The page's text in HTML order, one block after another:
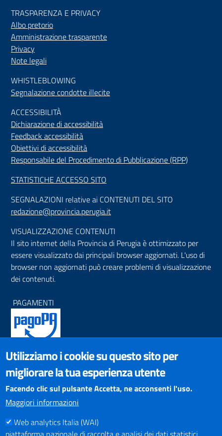
TRASPARENZA E PRIVACY
Albo pretorio
Amministrazione trasparente
Privacy
Note legali
WHISTLEBLOWING
Segnalazione condotte illecite
ACCESSIBILITÀ
Dichiarazione di accessibilità
Feedback accessibilità
Obiettivi di accessibilità
Responsabile del Procedimento di Pubblicazione (RPP)
STATISTICHE ACCESSO SITO
SEGNALAZIONI relative ai CONTENUTI DEL SITO
redazione@provincia.perugia.it
VISUALIZZAZIONE CONTENUTI
Il sito internet della Provincia di Perugia è ottimizzato per
essere visualizzato dai principali browser aggiornati. L'uso di
browser non aggiornati può creare problemi di visualizzazione
dei contenuti.
PAGAMENTI
SOCIAL NETWORKS
Pagina Facebook
Profilo Instagram
Canale YouTube
Utilizziamo i cookie su questo sito per
migliorare la tua esperienza utente
Facendo clic sul pulsante Accetta, ne acconsenti l'uso.
Maggiori informazioni
Web analytics Italia (WAI)